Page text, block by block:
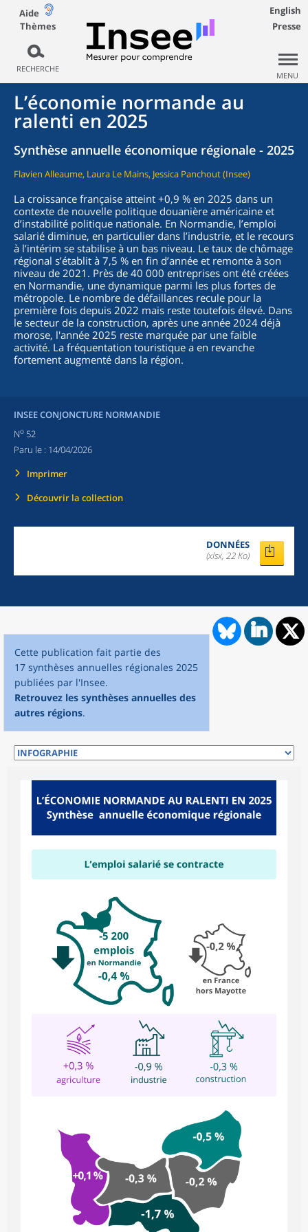
Aide
Thèmes
RECHERCHE
English
Presse
MENU
L’économie normande au
ralenti en 2025
Synthèse annuelle économique régionale - 2025
Flavien Alleaume, Laura Le Mains, Jessica Panchout (Insee)
La croissance française atteint +0,9 % en 2025 dans un
contexte de nouvelle politique douanière américaine et
d’instabilité politique nationale. En Normandie, l’emploi
salarié diminue, en particulier dans l’industrie, et le recours
à l’intérim se stabilise à un bas niveau. Le taux de chômage
régional s’établit à 7,5 % en fin d’année et remonte à son
niveau de 2021. Près de 40 000 entreprises ont été créées
en Normandie, une dynamique parmi les plus fortes de
métropole. Le nombre de défaillances recule pour la
première fois depuis 2022 mais reste toutefois élevé. Dans
le secteur de la construction, après une année 2024 déjà
morose, l'année 2025 reste marquée par une faible
activité. La fréquentation touristique a en revanche
fortement augmenté dans la région.
INSEE CONJONCTURE NORMANDIE
No 52
Paru le : 14/04/2026
Imprimer
Découvrir la collection
DONNÉES
(xlsx, 22 Ko)
Cette publication fait partie des
17 synthèses annuelles régionales 2025
publiées par l'Insee.
Retrouvez les synthèses annuelles des
autres régions.